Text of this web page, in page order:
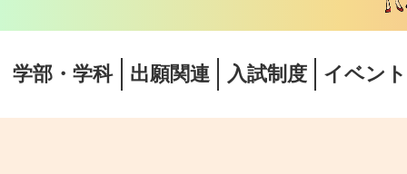
学部・学科 出願関連 入試制度 イベン